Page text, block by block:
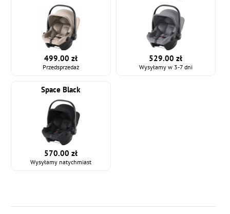
499.00 zł
Przedsprzedaż
529.00 zł
Wysyłamy w 3-7 dni
Space Black
570.00 zł
Wysyłamy natychmiast